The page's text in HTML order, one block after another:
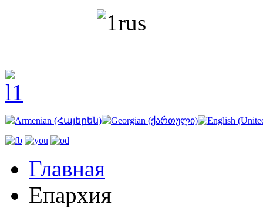
Главная
Епархия